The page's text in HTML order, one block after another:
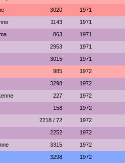
3020 1971
1143 1971
863 1971
2953 1971
3015 1971
985 1972
3298 1972
227 1972
158 1972
2218 / 72 1972
2252 1972
3315 1972
3298 1972